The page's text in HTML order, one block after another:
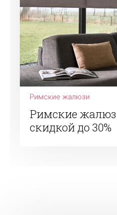
Римские жалюзи
Римские
скидкой до 30%